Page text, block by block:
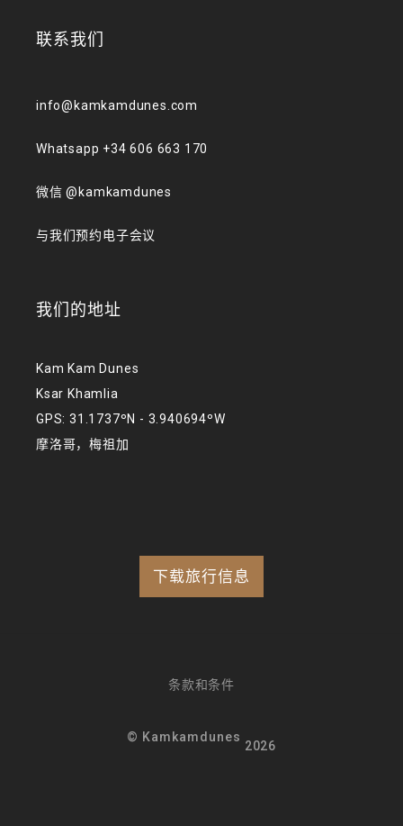
联系我们
info@kamkamdunes.com
Whatsapp +34 606 663 170
微信 @kamkamdunes
与我们预约电子会议
我们的地址
Kam Kam Dunes
Ksar Khamlia
GPS: 31.1737ºN - 3.940694ºW
摩洛哥，梅祖加
下载旅行信息
© Kamkamdunes
2026
条款和条件